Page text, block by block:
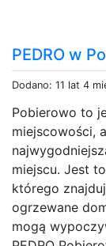
PEDRO w
Dodano: 11 lat 4
Pobierowo to
miejscowości,
miejscu. Jest
którego
ogrzewane
mogą